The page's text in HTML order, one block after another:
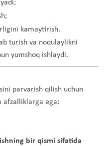
kamaytirish.
turish va noqulaylikni
yumshoq ishlaydi.
parvarish qilish uchun
afzalliklarga ega:
bir qismi sifatida